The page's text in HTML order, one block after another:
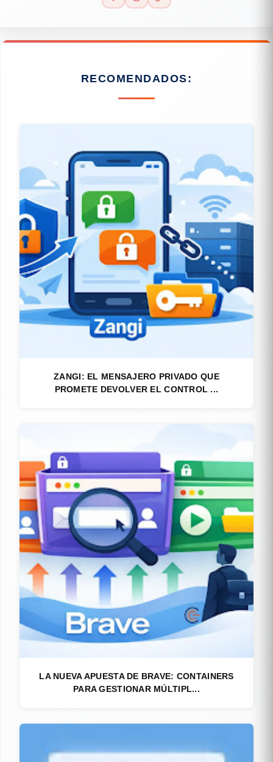
RECOMENDADOS:
ZANGI: EL MENSAJERO PRIVADO QUE
PROMETE DEVOLVER EL CONTROL ...
LA NUEVA APUESTA DE BRAVE: CONTAINERS
PARA GESTIONAR MÚLTIPL...